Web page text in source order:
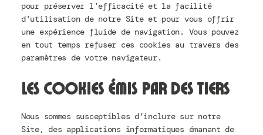
pour préserver l’efficacité et la facilité
d’utilisation de notre Site et pour vous offrir
une expérience fluide de navigation. Vous pouvez
en tout temps refuser ces cookies au travers des
paramètres de votre navigateur.
Les cookies émis par des tiers
Nous sommes susceptibles d’inclure sur notre
Site, des applications informatiques émanant de